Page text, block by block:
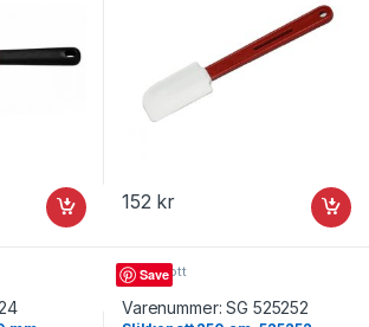
152 kr
Save
Slikkepott
Varenummer:SG 525252